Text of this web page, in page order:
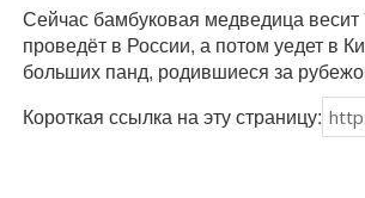
Сейчас бамбуковая медведица
проведёт в России, а потом уедет в
больших панд, родившиеся за
Короткая ссылка на эту страницу: